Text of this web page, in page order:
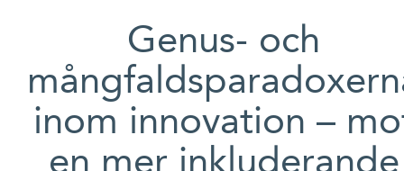
Genus- och
inom innovation –